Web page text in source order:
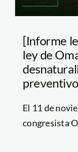
[Informe
ley de
El 11 de
congresista